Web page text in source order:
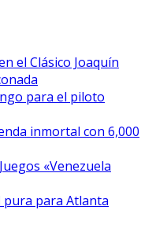
el Clásico Joaquín
para el piloto
inmortal con 6,000
«Venezuela
pura para Atlanta